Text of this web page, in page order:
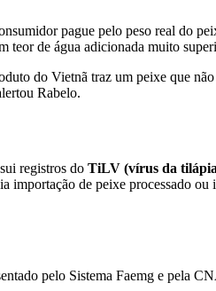
pague pelo peso real do
teor de água adicionada muito
do Vietnã traz um peixe que
Rabelo.
registros do TiLV (vírus da
importação de peixe processado
pelo Sistema Faemg e pela